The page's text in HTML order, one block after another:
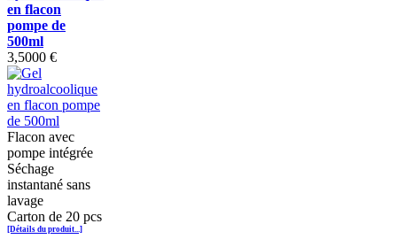
en flacon
pompe de
500ml
3,5000 €
Flacon avec
pompe intégrée
Séchage
instantané sans
lavage
Carton de 20 pcs
[Détails du produit...]